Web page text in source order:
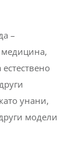
–
унани,
модели